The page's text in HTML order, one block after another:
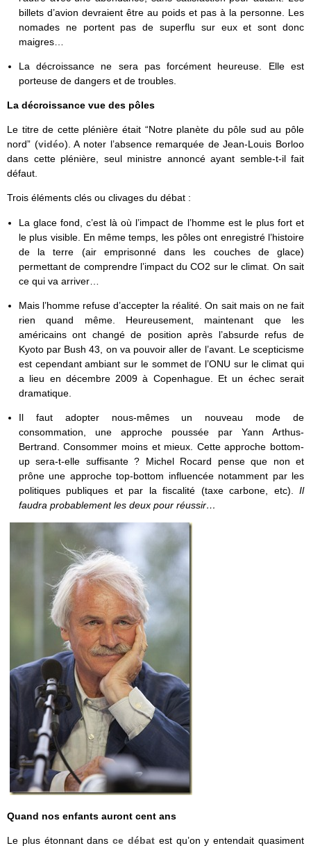
billets d’avion devraient être au poids et pas à la personne. Les
nomades ne portent pas de superflu sur eux et sont donc
maigres…
La décroissance ne sera pas forcément heureuse. Elle est
porteuse de dangers et de troubles.
La décroissance vue des pôles
Le titre de cette plénière était “Notre planète du pôle sud au pôle
nord” (vidéo). A noter l’absence remarquée de Jean-Louis Borloo
dans cette plénière, seul ministre annoncé ayant semble-t-il fait
défaut.
Trois éléments clés ou clivages du débat :
La glace fond, c’est là où l’impact de l’homme est le plus fort et
le plus visible. En même temps, les pôles ont enregistré l’histoire
de la terre (air emprisonné dans les couches de glace)
permettant de comprendre l’impact du CO2 sur le climat. On sait
ce qui va arriver…
Mais l’homme refuse d’accepter la réalité. On sait mais on ne fait
rien quand même. Heureusement, maintenant que les
américains ont changé de position après l’absurde refus de
Kyoto par Bush 43, on va pouvoir aller de l’avant. Le scepticisme
est cependant ambiant sur le sommet de l’ONU sur le climat qui
a lieu en décembre 2009 à Copenhague. Et un échec serait
dramatique.
Il faut adopter nous-mêmes un nouveau mode de
consommation, une approche poussée par Yann Arthus-
Bertrand. Consommer moins et mieux. Cette approche bottom-
up sera-t-elle suffisante ? Michel Rocard pense que non et
prône une approche top-bottom influencée notamment par les
politiques publiques et par la fiscalité (taxe carbone, etc). Il
faudra probablement les deux pour réussir…
Quand nos enfants auront cent ans
Le plus étonnant dansce débat est qu’on y entendait quasiment